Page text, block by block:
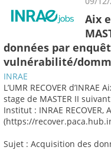
Aix
données par
vulnérabilité/
INRAE
L’UMR RECOVER
stage de MASTER II
Institut : INRAE RECOVER,
(https://
Sujet : Acquisition des